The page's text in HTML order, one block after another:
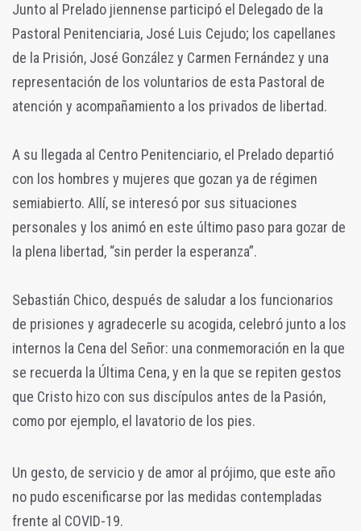
Junto al Prelado jiennense participó el Delegado de la
Pastoral Penitenciaria, José Luis Cejudo; los capellanes
de la Prisión, José González y Carmen Fernández y una
representación de los voluntarios de esta Pastoral de
atención y acompañamiento a los privados de libertad.
A su llegada al Centro Penitenciario, el Prelado departió
con los hombres y mujeres que gozan ya de régimen
semiabierto. Allí, se interesó por sus situaciones
personales y los animó en este último paso para gozar de
la plena libertad, “sin perder la esperanza”.
Sebastián Chico, después de saludar a los funcionarios
de prisiones y agradecerle su acogida, celebró junto a los
internos la Cena del Señor: una conmemoración en la que
se recuerda la Última Cena, y en la que se repiten gestos
que Cristo hizo con sus discípulos antes de la Pasión,
como por ejemplo, el lavatorio de los pies.
Un gesto, de servicio y de amor al prójimo, que este año
no pudo escenificarse por las medidas contempladas
frente al COVID-19.